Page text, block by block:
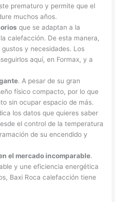
prematuro y permite que el
muchos años.
que se adaptan a la
calefacción. De esta manera,
y necesidades. Los
aquí, en Formax, y a
. A pesar de su gran
físico compacto, por lo que
sin ocupar espacio de más.
los datos que quieres saber
el control de la temperatura
de su encendido y
el mercado incomparable.
y une eficiencia energética
Baxi Roca calefacción tiene